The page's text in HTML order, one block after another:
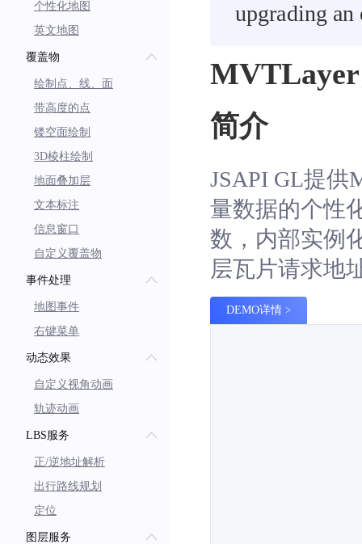
个性化地图
英文地图
覆盖物
绘制点、线、面
带高度的点
镂空面绘制
3D棱柱绘制
地面叠加层
文本标注
信息窗口
自定义覆盖物
事件处理
地图事件
右键菜单
动态效果
自定义视角动画
轨迹动画
LBS服务
正/逆地址解析
出行路线规划
定位
图层服务
upgrading
简介
JSAPI GL提供
量数据的个性
数，内部实例
层瓦片请求地
DEMO详情